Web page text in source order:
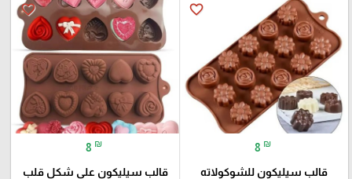
favorite_border
8 ₪
قالب سيليكون للشوكولاته
favorite_border
8 ₪
قالب سيليكون على شكل قلب